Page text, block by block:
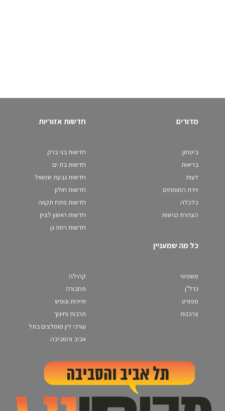
מדורים
ביטחון
בריאות
דעות
זירת המומחים
כלכלה
הצהרת נגישות
חדשות אזוריות
חדשות בני ברק
חדשות בת ים
חדשות גבעת שמואל
חדשות חולון
חדשות פתח תקווה
חדשות ראשון לציון
חדשות רמת גן
כל מה שמעניין
משפטי
נדל"ן
ספורט
צרכנות
קהילה
תחבורה
תיירות ונופש
תרבות וחינוך
עורכי דין מומלצים בתל
אביב והסביבה